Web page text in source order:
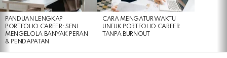
PANDUAN LENGKAP
PORTFOLIO CAREER: SENI
MENGELOLA BANYAK PERAN
& PENDAPATAN
CARA MENGATUR WAKTU
UNTUK PORTFOLIO CAREER
TANPA BURNOUT